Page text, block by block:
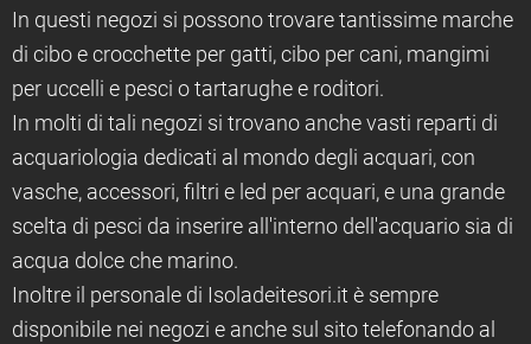
In questi negozi si possono trovare tantissime marche
di cibo e crocchette per gatti, cibo per cani, mangimi
per uccelli e pesci o tartarughe e roditori.
In molti di tali negozi si trovano anche vasti reparti di
acquariologia dedicati al mondo degli acquari, con
vasche, accessori, filtri e led per acquari, e una grande
scelta di pesci da inserire all'interno dell'acquario sia di
acqua dolce che marino.
Inoltre il personale di Isoladeitesori.it è sempre
disponibile nei negozi e anche sul sito telefonando al